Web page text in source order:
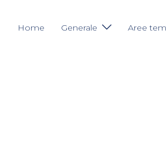
Home Generale Aree